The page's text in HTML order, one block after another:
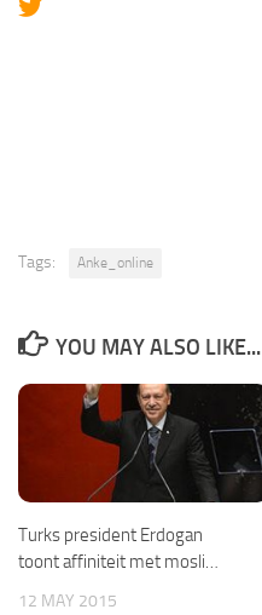
Tags: Anke_online
YOU MAY ALSO LIKE...
Turks president Erdogan
toont affiniteit met mosli…
12 MAY 2015